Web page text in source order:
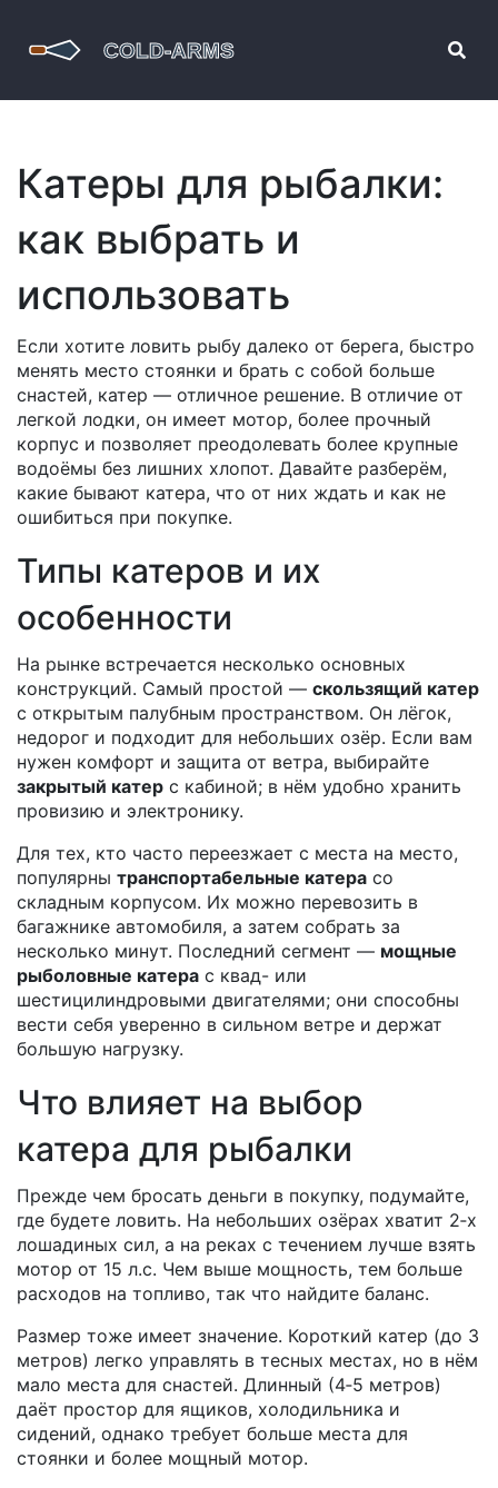
Катеры для рыбалки:
как выбрать и
использовать
Если хотите ловить рыбу далеко от берега, быстро
менять место стоянки и брать с собой больше
снастей, катер — отличное решение. В отличие от
легкой лодки, он имеет мотор, более прочный
корпус и позволяет преодолевать более крупные
водоёмы без лишних хлопот. Давайте разберём,
какие бывают катера, что от них ждать и как не
ошибиться при покупке.
Типы катеров и их
особенности
На рынке встречается несколько основных
конструкций. Самый простой — скользящий катер
с открытым палубным пространством. Он лёгок,
недорог и подходит для небольших озёр. Если вам
нужен комфорт и защита от ветра, выбирайте
закрытый катер с кабиной; в нём удобно хранить
провизию и электронику.
Для тех, кто часто переезжает с места на место,
популярны транспортабельные катера со
складным корпусом. Их можно перевозить в
багажнике автомобиля, а затем собрать за
несколько минут. Последний сегмент — мощные
рыболовные катера с квад- или
шестицилиндровыми двигателями; они способны
вести себя уверенно в сильном ветре и держат
большую нагрузку.
Что влияет на выбор
катера для рыбалки
Прежде чем бросать деньги в покупку, подумайте,
где будете ловить. На небольших озёрах хватит 2‑х
лошадиных сил, а на реках с течением лучше взять
мотор от 15 л.с. Чем выше мощность, тем больше
расходов на топливо, так что найдите баланс.
Размер тоже имеет значение. Короткий катер (до 3
метров) легко управлять в тесных местах, но в нём
мало места для снастей. Длинный (4‑5 метров)
даёт простор для ящиков, холодильника и
сидений, однако требует больше места для
стоянки и более мощный мотор.